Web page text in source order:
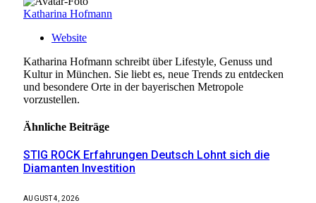
Katharina Hofmann
Website
Katharina Hofmann schreibt über Lifestyle, Genuss und
Kultur in München. Sie liebt es, neue Trends zu entdecken
und besondere Orte in der bayerischen Metropole
vorzustellen.
Ähnliche Beiträge
STIG ROCK Erfahrungen Deutsch Lohnt sich die
Diamanten Investition
AUGUST 4, 2026